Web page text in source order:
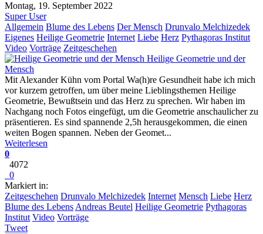
Montag, 19. September 2022
Super User
Allgemein Blume des Lebens Der Mensch Drunvalo Melchizedek
Eigenes Heilige Geometrie Internet Liebe Herz Pythagoras Institut
Video Vorträge Zeitgeschehen
Heilige Geometrie und der
Mensch
Mit Alexander Kühn vom Portal Wa(h)re Gesundheit habe ich mich
vor kurzem getroffen, um über meine Lieblingsthemen Heilige
Geometrie, Bewußtsein und das Herz zu sprechen. Wir haben im
Nachgang noch Fotos eingefügt, um die Geometrie anschaulicher zu
präsentieren. Es sind spannende 2,5h herausgekommen, die einen
weiten Bogen spannen. Neben der Geomet...
Weiterlesen
0
4072
0
Markiert in:
Zeitgeschehen Drunvalo Melchizedek Internet Mensch Liebe Herz
Blume des Lebens Andreas Beutel Heilige Geometrie Pythagoras
Institut Video Vorträge
Tweet